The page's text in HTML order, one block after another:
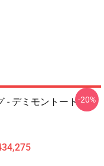
- デミモントート-20%